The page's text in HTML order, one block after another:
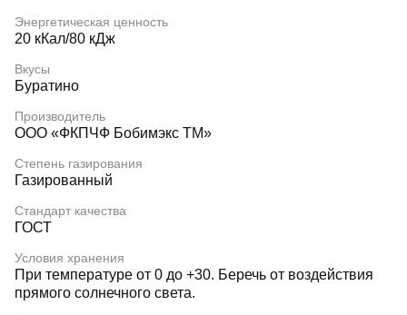
Энергетическая ценность
20 кКал/80 кДж
Вкусы
Буратино
Производитель
ООО «ФКПЧФ Бобимэкс ТМ»
Степень газирования
Газированный
Стандарт качества
ГОСТ
Условия хранения
При температуре от 0 до +30. Беречь от воздействия
прямого солнечного света.